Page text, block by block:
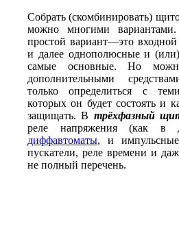
Собрать (скомбинировать)
можно многими
простой вариант—это входной
и далее однополюсные и
самые основные. Но
дополнительными
только определиться с
которых он будет состоять и
защищать. В трёхфазный
реле напряжения (как в
диффавтоматы, и
пускатели, реле времени и
не полный перечень.